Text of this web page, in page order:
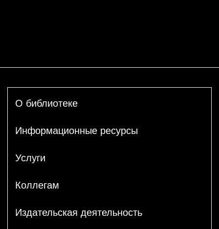
О библиотеке
Информационные ресурсы
Услуги
Коллегам
Издательская деятельность